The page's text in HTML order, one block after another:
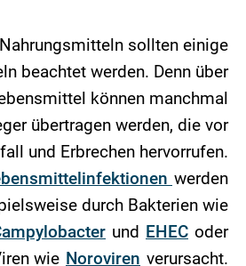
sollten einige
beachtet werden. Denn über
können manchmal
übertragen werden, die vor
und Erbrechen hervorrufen.
werden
durch Bakterien wie
und EHEC oder
wie Noroviren verursacht.